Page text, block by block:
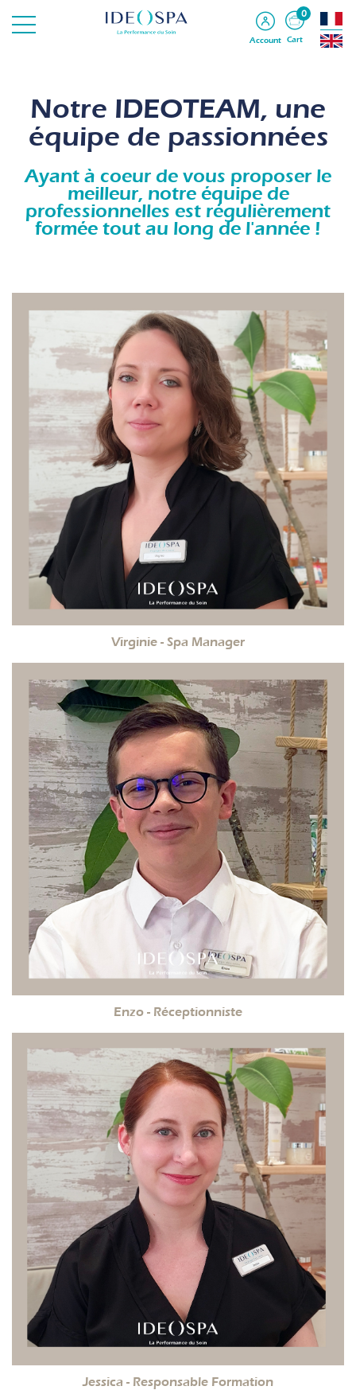
Account
0
Cart
Notre IDEOTEAM, une
équipe de passionnées
Ayant à coeur de vous proposer le
meilleur, notre équipe de
professionnelles est régulièrement
formée tout au long de l'année !
Virginie - Spa Manager
Enzo - Réceptionniste
Jessica - Responsable Formation